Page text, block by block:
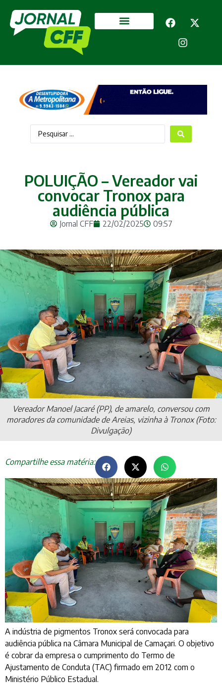
POLUIÇÃO – Vereador vai
convocar Tronox para
audiência pública
Jornal CFF 22/02/2025 09:57
Vereador Manoel Jacaré (PP), de amarelo, conversou com
moradores da comunidade de Areias, vizinha à Tronox (Foto:
Divulgação)
Compartilhe essa matéria:
A indústria de pigmentos Tronox será convocada para
audiência pública na Câmara Municipal de Camaçari. O objetivo
é cobrar da empresa o cumprimento do Termo de
Ajustamento de Conduta (TAC) firmado em 2012 com o
Ministério Público Estadual.